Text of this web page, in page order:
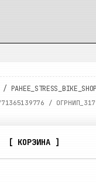
/
/ ОГРНИП_
[ КОРЗИНА ]